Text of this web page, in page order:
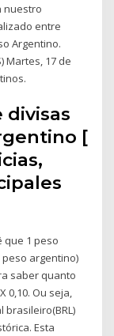
nuestro
entre
Argentino.
Martes, 17 de
divisas
[
que 1 peso
peso argentino)
saber quanto
0,10. Ou seja,
brasileiro(BRL)
Esta